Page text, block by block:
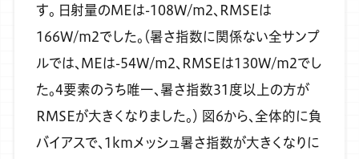
す。 日射量のMEは-108W/m2、RMSEは
166W/m2でした。（暑さ指数に関係ない全サンプ
ルでは、MEは-54W/m2、RMSEは130W/m2でし
た。4要素のうち唯一、暑さ指数31度以上の方が
RMSEが大きくなりました。） 図6から、全体的に負
バイアスで、1kmメッシュ暑さ指数が大きくなりに